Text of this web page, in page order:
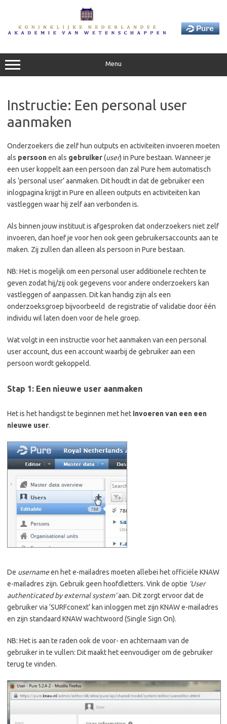
Menu
Instructie: Een personal user
aanmaken
Onderzoekers die zelf hun outputs en activiteiten invoeren moeten
als persoonen als gebruiker(user) in Pure bestaan. Wanneer je
een user koppelt aan een persoon dan zal Pure hem automatisch
als ‘personal user’ aanmaken. Dit houdt in dat de gebruiker een
inlogpagina krijgt in Pure en alleen outputs en activiteiten kan
vastleggen waar hij zelf aan verbonden is.
Als binnen jouw instituut is afgesproken dat onderzoekers niet zelf
invoeren, dan hoef je voor hen ook geen gebruikersaccounts aan te
maken. Zij zullen dan alleen als persoon in Pure bestaan.
NB: Het is mogelijk om een personal user additionele rechten te
geven zodat hij/zij ook gegevens voor andere onderzoekers kan
vastleggen of aanpassen. Dit kan handig zijn als een
onderzoeksgroep bijvoorbeeld de registratie of validatie door één
individu wil laten doen voor de hele groep.
Wat volgt in een instructie voor het aanmaken van een personal
user account, dus een account waarbij de gebruiker aan een
persoon wordt gekoppeld.
Stap 1: Een nieuwe user aanmaken
Het is het handigst te beginnen met het invoeren van een een
nieuwe user.
De usernameen het e-mailadres moeten allebei het officiële KNAW
e-mailadres zijn. Gebruik geen hoofdletters. Vink de optie ‘User
authenticated by external system’aan. Dit zorgt ervoor dat de
gebruiker via ‘SURFconext’ kan inloggen met zijn KNAW e-mailadres
en zijn standaard KNAW wachtwoord (Single Sign On).
NB: Het is aan te raden ook de voor- en achternaam van de
gebruiker in te vullen: Dit maakt het eenvoudiger om de gebruiker
terug te vinden.